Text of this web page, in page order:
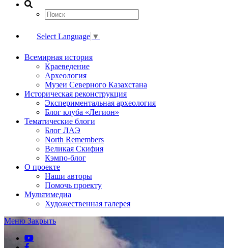
Select Language ▼
Всемирная история
Краеведение
Археология
Музеи Северного Казахстана
Историческая реконструкция
Экспериментальная археология
Блог клуба «Легион»
Тематические блоги
Блог ЛАЭ
North Remembers
Великая Скифия
Кэмпо-блог
О проекте
Наши авторы
Помочь проекту
Мультимедиа
Художественная галерея
Меню Закрыть